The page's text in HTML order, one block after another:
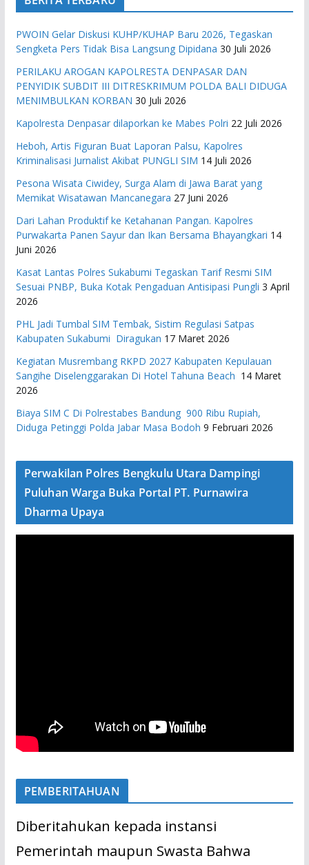
PWOIN Gelar Diskusi KUHP/KUHAP Baru 2026, Tegaskan
Sengketa Pers Tidak Bisa Langsung Dipidana 30 Juli 2026
PERILAKU AROGAN KAPOLRESTA DENPASAR DAN
PENYIDIK SUBDIT III DITRESKRIMUM POLDA BALI DIDUGA
MENIMBULKAN KORBAN 30 Juli 2026
Kapolresta Denpasar dilaporkan ke Mabes Polri 22 Juli 2026
Heboh, Artis Figuran Buat Laporan Palsu, Kapolres
Kriminalisasi Jurnalist Akibat PUNGLI SIM 14 Juli 2026
Pesona Wisata Ciwidey, Surga Alam di Jawa Barat yang
Memikat Wisatawan Mancanegara 27 Juni 2026
Dari Lahan Produktif ke Ketahanan Pangan. Kapolres
Purwakarta Panen Sayur dan Ikan Bersama Bhayangkari 14
Juni 2026
Kasat Lantas Polres Sukabumi Tegaskan Tarif Resmi SIM
Sesuai PNBP, Buka Kotak Pengaduan Antisipasi Pungli 3 April
2026
PHL Jadi Tumbal SIM Tembak, Sistim Regulasi Satpas
Kabupaten Sukabumi Diragukan 17 Maret 2026
Kegiatan Musrembang RKPD 2027 ​Kabupaten Kepulauan
Sangihe Diselenggarakan Di Hotel Tahuna Beach 14 Maret
2026
Biaya SIM C Di Polrestabes Bandung 900 Ribu Rupiah,
Diduga Petinggi Polda Jabar Masa Bodoh 9 Februari 2026
Perwakilan Polres Bengkulu Utara Dampingi
Puluhan Warga Buka Portal PT. Purnawira
Dharma Upaya
PEMBERITAHUAN
Diberitahukan kepada instansi
Pemerintah maupun Swasta Bahwa